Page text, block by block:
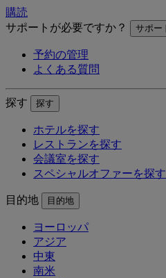
購読
サポートが必要ですか？
サポー
予約の管理
よくある質問
探す 探す
ホテルを探す
レストランを探す
会議室を探す
スペシャルオファーを探す
目的地 目的地
ヨーロッパ
アジア
中東
南米